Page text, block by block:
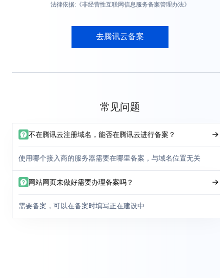
法律依据:《非经营性互联网信息服务备案管理办法》
去腾讯云备案
常见问题
不在腾讯云注册域名，能否在腾讯云进行备案？
使用哪个接入商的服务器需要在哪里备案，与域名位置无关
网站网页未做好需要办理备案吗？
需要备案，可以在备案时填写正在建设中